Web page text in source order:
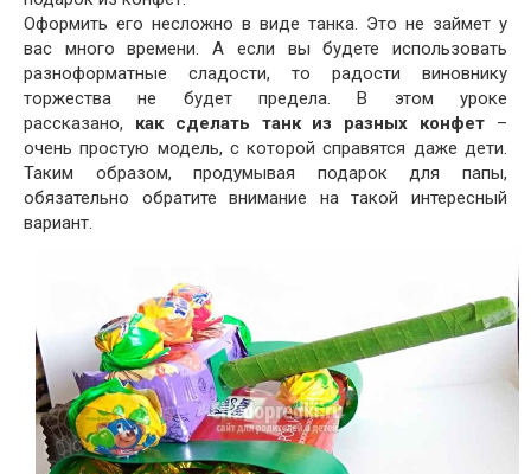
Оформить его несложно в виде танка. Это не займет у
вас много времени. А если вы будете использовать
разноформатные сладости, то радости виновнику
торжества не будет предела. В этом уроке
рассказано, как сделать танк из разных конфет –
очень простую модель, с которой справятся даже дети.
Таким образом, продумывая подарок для папы,
обязательно обратите внимание на такой интересный
вариант.